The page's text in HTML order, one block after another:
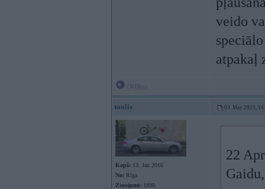
veido
atpakaļ
toolis 03. May 2023,
Kopš: 13. Jan 2016
No: Rīga
Ziņojumi: 1890
22